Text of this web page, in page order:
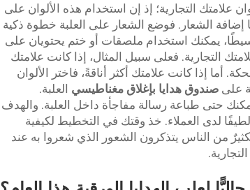
علامتك التجارية؛ إذ إن استخدام هذه الألوان على
إضافة الشعار. فوضع الشعار على العلبة خطوة ذكية
يمكنك استخدام ملصقات أو ختم يحتويان على
التجارية. فعلى سبيل المثال، إذا كانت علامتك
أما إذا كانت علامتك أكثر أناقةً، فاختر الألوان
على صندوق هدايا بإغلاق مغناطيسي العلبة.
حتى طباعة رسالة مفاجأة داخل العلبة. والهدف
لدى العملاء. خذ وقتك في التخطيط لكيفية
من الناس يتذكرون الشعور الذي شعروا به عند